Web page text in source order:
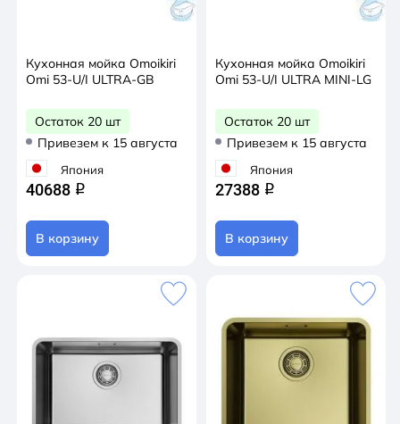
Кухонная мойка Omoikiri
Omi 53-U/I ULTRA-GB
Остаток 20 шт
Привезем к 15 августа
Япония
40688 q
В корзину
Кухонная мойка Omoikiri
Omi 53-U/I ULTRA MINI-LG
Остаток 20 шт
Привезем к 15 августа
Япония
27388 q
В корзину